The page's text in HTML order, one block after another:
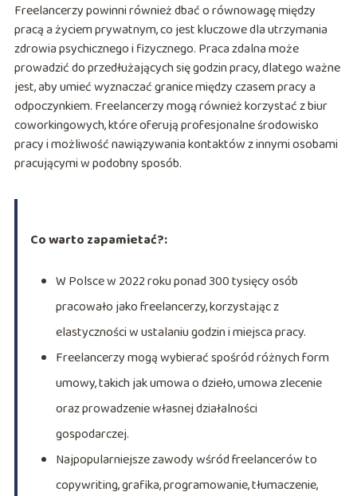
Freelancerzy powinni również dbać o równowagę między
pracą a życiem prywatnym, co jest kluczowe dla utrzymania
zdrowia psychicznego i fizycznego. Praca zdalna może
prowadzić do przedłużających się godzin pracy, dlatego ważne
jest, aby umieć wyznaczać granice między czasem pracy a
odpoczynkiem. Freelancerzy mogą również korzystać z biur
coworkingowych, które oferują profesjonalne środowisko
pracy i możliwość nawiązywania kontaktów z innymi osobami
pracującymi w podobny sposób.
Co warto zapamietać?:
W Polsce w 2022 roku ponad 300 tysięcy osób
pracowało jako freelancerzy, korzystając z
elastyczności w ustalaniu godzin i miejsca pracy.
Freelancerzy mogą wybierać spośród różnych form
umowy, takich jak umowa o dzieło, umowa zlecenie
oraz prowadzenie własnej działalności
gospodarczej.
Najpopularniejsze zawody wśród freelancerów to
copywriting, grafika, programowanie, tłumaczenie,